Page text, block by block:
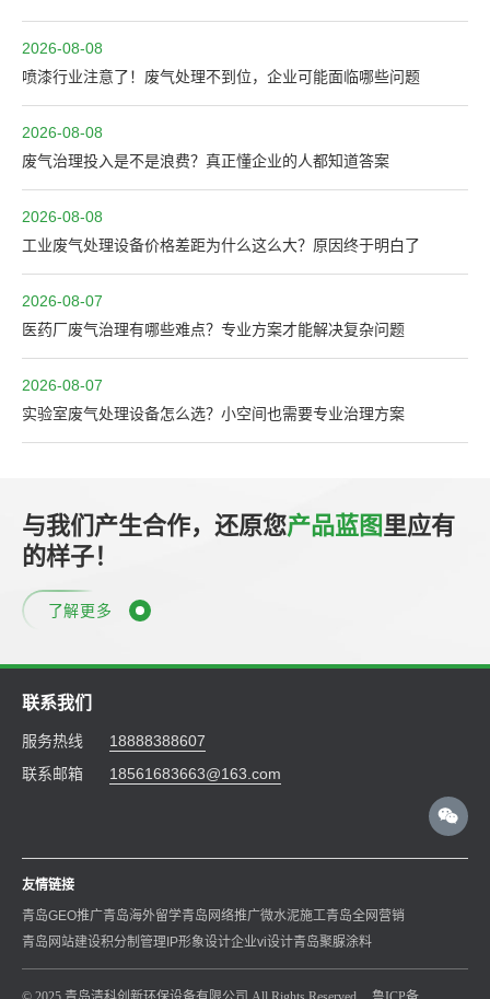
2026-08-08
喷漆行业注意了！废气处理不到位，企业可能面临哪些问题
2026-08-08
废气治理投入是不是浪费？真正懂企业的人都知道答案
2026-08-08
工业废气处理设备价格差距为什么这么大？原因终于明白了
2026-08-07
医药厂废气治理有哪些难点？专业方案才能解决复杂问题
2026-08-07
实验室废气处理设备怎么选？小空间也需要专业治理方案
与我们产生合作，还原您产品蓝图里应有
的样子！
了解更多
联系我们
服务热线
18888388607
联系邮箱
18561683663@163.com
友情链接
青岛GEO推广青岛海外留学青岛网络推广微水泥施工青岛全网营销
青岛网站建设积分制管理 IP形象设计企业vi设计青岛聚脲涂料